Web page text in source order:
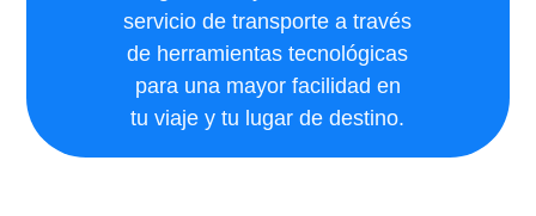
servicio de transporte a través
de herramientas tecnológicas
para una mayor facilidad en
tu viaje y tu lugar de destino.